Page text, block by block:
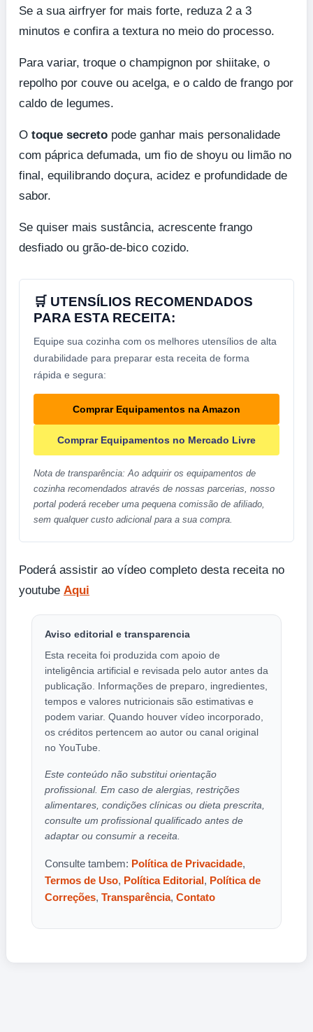
Se a sua airfryer for mais forte, reduza 2 a 3
minutos e confira a textura no meio do processo.
Para variar, troque o champignon por shiitake, o
repolho por couve ou acelga, e o caldo de frango por
caldo de legumes.
O toque secreto pode ganhar mais personalidade
com páprica defumada, um fio de shoyu ou limão no
final, equilibrando doçura, acidez e profundidade de
sabor.
Se quiser mais sustância, acrescente frango
desfiado ou grão-de-bico cozido.
🛒 UTENSÍLIOS RECOMENDADOS
PARA ESTA RECEITA:
Equipe sua cozinha com os melhores utensílios de alta
durabilidade para preparar esta receita de forma
rápida e segura:
Comprar Equipamentos na Amazon
Comprar Equipamentos no Mercado Livre
Nota de transparência: Ao adquirir os equipamentos de
cozinha recomendados através de nossas parcerias, nosso
portal poderá receber uma pequena comissão de afiliado,
sem qualquer custo adicional para a sua compra.
Poderá assistir ao vídeo completo desta receita no
youtube Aqui
Aviso editorial e transparencia
Esta receita foi produzida com apoio de
inteligência artificial e revisada pelo autor antes da
publicação. Informações de preparo, ingredientes,
tempos e valores nutricionais são estimativas e
podem variar. Quando houver vídeo incorporado,
os créditos pertencem ao autor ou canal original
no YouTube.
Este conteúdo não substitui orientação
profissional. Em caso de alergias, restrições
alimentares, condições clínicas ou dieta prescrita,
consulte um profissional qualificado antes de
adaptar ou consumir a receita.
Consulte tambem: Política de Privacidade,
Termos de Uso, Política Editorial, Política de
Correções, Transparência, Contato